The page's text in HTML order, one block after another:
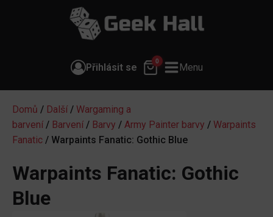
Přihlásit se
0
Menu
Domů / Další / Wargaming a
barvení / Barvení / Barvy / Army Painter barvy / Warpaints
Fanatic / Warpaints Fanatic: Gothic Blue
Warpaints Fanatic: Gothic
Blue